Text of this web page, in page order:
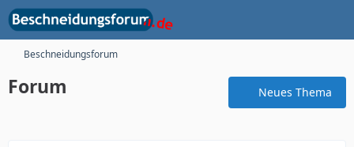
Beschneidungsforum
Forum Neues Thema